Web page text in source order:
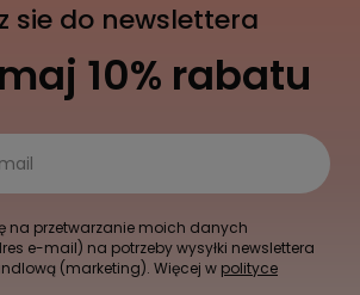
sie do newslettera
10% rabatu
na przetwarzanie moich danych
e-mail) na potrzeby wysyłki newslettera
(marketing). Więcej w polityce